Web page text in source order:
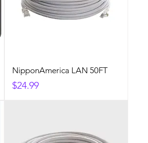
NipponAmerica LAN 50FT
Precio
$24.99